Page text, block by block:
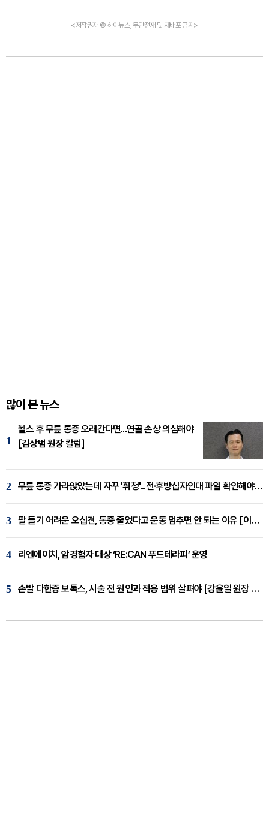
<저작권자 © 하이뉴스, 무단전재 및 재배포 금지>
많이 본 뉴스
1
헬스 후 무릎 통증 오래간다면...연골 손상 의심해야
[김상범 원장 칼럼]
2 무릎 통증 가라앉았는데 자꾸 '휘청'...전·후방십자인대 파열 확인해야 [곽우경 원장 칼럼]
3 팔 들기 어려운 오십견, 통증 줄었다고 운동 멈추면 안 되는 이유 [이병욱 원장 칼럼]
4 리엔에이치, 암경험자 대상 ‘RE:CAN 푸드테라피’ 운영
5 손발 다한증 보톡스, 시술 전 원인과 적용 범위 살펴야 [강윤일 원장 칼럼]